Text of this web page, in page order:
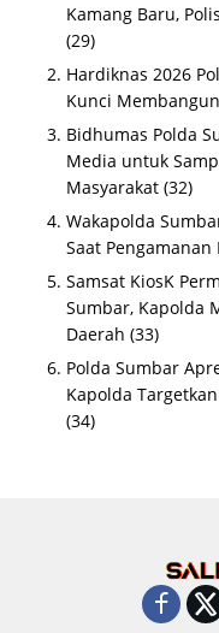
Kamang Baru,
(29)
Hardiknas 2026
Kunci
Bidhumas Polda
Media untuk
Masyarakat (32)
Wakapolda
Saat
Samsat KiosK
Sumbar, Kapolda
Daerah (33)
Polda Sumbar
Kapolda
(34)